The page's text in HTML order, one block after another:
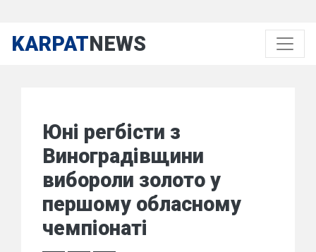
KARPATNEWS
Юні регбісти з
Виноградівщини
вибороли золото у
першому обласному
чемпіонаті